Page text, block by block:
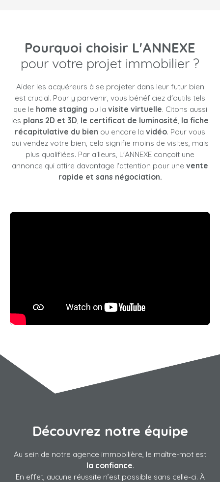
Pourquoi choisir L'ANNEXE
pour votre projet immobilier ?
Aider les acquéreurs à se projeter dans leur futur bien
est crucial. Pour y parvenir, vous bénéficiez d'outils tels
que le home staging ou la visite virtuelle. Citons aussi
les plans 2D et 3D, le certificat de luminosité, la fiche
récapitulative du bien ou encore la vidéo. Pour vous
qui vendez votre bien, cela signifie moins de visites, mais
plus qualifiées. Par ailleurs, L'ANNEXE conçoit une
annonce qui attire davantage l'attention pour une vente
rapide et sans négociation.
Découvrez notre équipe
Au sein de notre agence immobilière, le maître-mot est
la confiance.
En effet, aucune réussite n’est possible sans celle-ci. À